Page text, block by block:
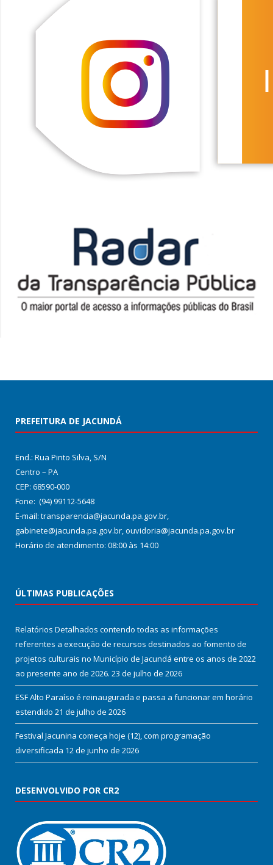
PREFEITURA DE JACUNDÁ
End.: Rua Pinto Silva, S/N
Centro – PA
CEP: 68590-000
Fone: (94) 99112-5648
E-mail: transparencia@jacunda.pa.gov.br,
gabinete@jacunda.pa.gov.br, ouvidoria@jacunda.pa.gov.br
Horário de atendimento: 08:00 às 14:00
ÚLTIMAS PUBLICAÇÕES
Relatórios Detalhados contendo todas as informações
referentes a execução de recursos destinados ao fomento de
projetos culturais no Município de Jacundá entre os anos de 2022
ao presente ano de 2026. 23 de julho de 2026
ESF Alto Paraíso é reinaugurada e passa a funcionar em horário
estendido 21 de julho de 2026
Festival Jacunina começa hoje (12), com programação
diversificada 12 de junho de 2026
DESENVOLVIDO POR CR2